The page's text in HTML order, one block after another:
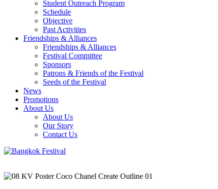
Student Outreach Program
Schedule
Objective
Past Activities
Friendships & Alliances
Friendships & Alliances
Festival Committee
Sponsors
Patrons & Friends of the Festival
Seeds of the Festival
News
Promotions
About Us
About Us
Our Story
Contact Us